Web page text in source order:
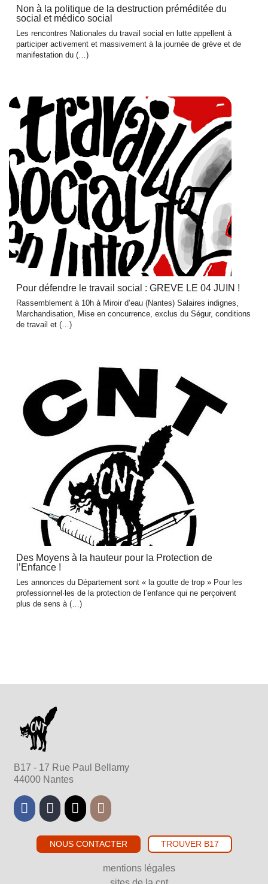
Non à la politique de la destruction préméditée du
social et médico social
Les rencontres Nationales du travail social en lutte appellent à
participer activement et massivement à la journée de grève et de
manifestation du (…)
Pour défendre le travail social : GREVE LE 04 JUIN !
Rassemblement à 10h à Miroir d’eau (Nantes) Salaires indignes,
Marchandisation, Mise en concurrence, exclus du Ségur, conditions
de travail et (…)
Des Moyens à la hauteur pour la Protection de
l’Enfance !
Les annonces du Département sont « la goutte de trop » Pour les
professionnel·les de la protection de l’enfance qui ne perçoivent
plus de sens à (…)
B17 - 17 Rue Paul Bellamy
44000 Nantes
NOUS CONTACTER TROUVER B17
mentions légales